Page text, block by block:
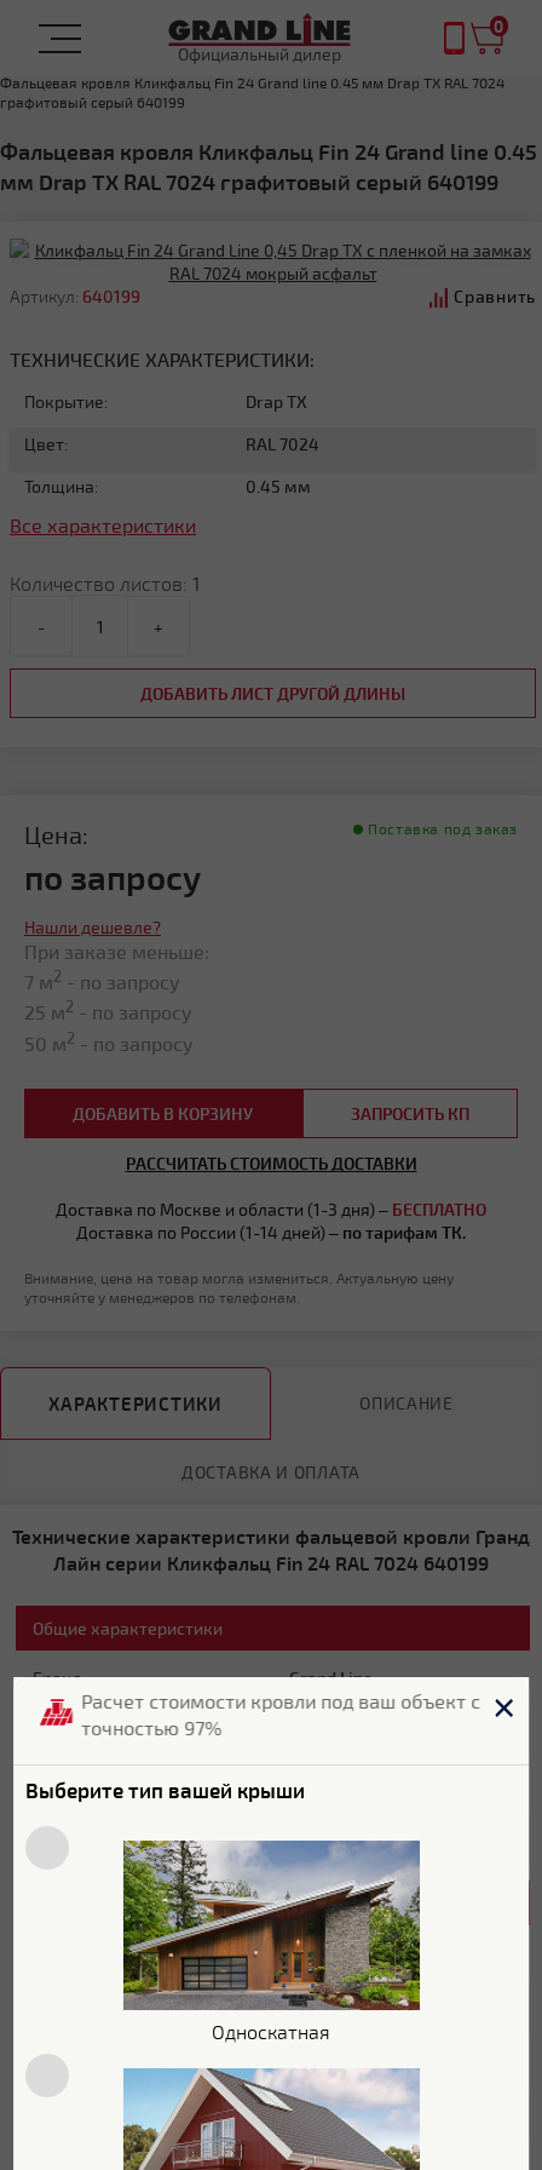
Официальный дилер
0
ФАЛЬЦЕВАЯ КРОВЛЯ
Фальцевая кровля Кликфальц Fin 24 Grand line 0.45 мм Drap TX RAL 7024
графитовый серый 640199
Фальцевая кровля Кликфальц Fin 24 Grand line 0.45
мм Drap TX RAL 7024 графитовый серый 640199
Артикул: 640199 Сравнить
ТЕХНИЧЕСКИЕ ХАРАКТЕРИСТИКИ:
Покрытие: Drap TX
Цвет: RAL 7024
Толщина: 0.45 мм
Все характеристики
Количество листов: 1
- +
ДОБАВИТЬ ЛИСТ ДРУГОЙ ДЛИНЫ
Цена:
по запросу
Нашли дешевле?
При заказе меньше:
7 м2 - по запросу
25 м2 - по запросу
50 м2 - по запросу
Поставка под заказ
ДОБАВИТЬ В КОРЗИНУ ЗАПРОСИТЬ КП
РАССЧИТАТЬ СТОИМОСТЬ ДОСТАВКИ
Доставка по Москве и области (1-3 дня) – БЕСПЛАТНО
Доставка по России (1-14 дней) – по тарифам ТК.
Внимание, цена на товар могла измениться. Актуальную цену
уточняйте у менеджеров по телефонам.
ХАРАКТЕРИСТИКИ ОПИСАНИЕ
ДОСТАВКА И ОПЛАТА
Технические характеристики фальцевой кровли Гранд
Лайн серии Кликфальц Fin 24 RAL 7024 640199
Общие характеристики
Бренд Grand Line
Страна бренда
Страна производитель Россия
Цвет RAL 7024
Характеристики поверхности
Drap TX
Текстура поверхности Текстурированная
Блеск поверхности
Zn 100 г/м2
Расчет стоимости кровли под ваш объект с
точностью 97%
Выберите тип вашей крыши
Односкатная